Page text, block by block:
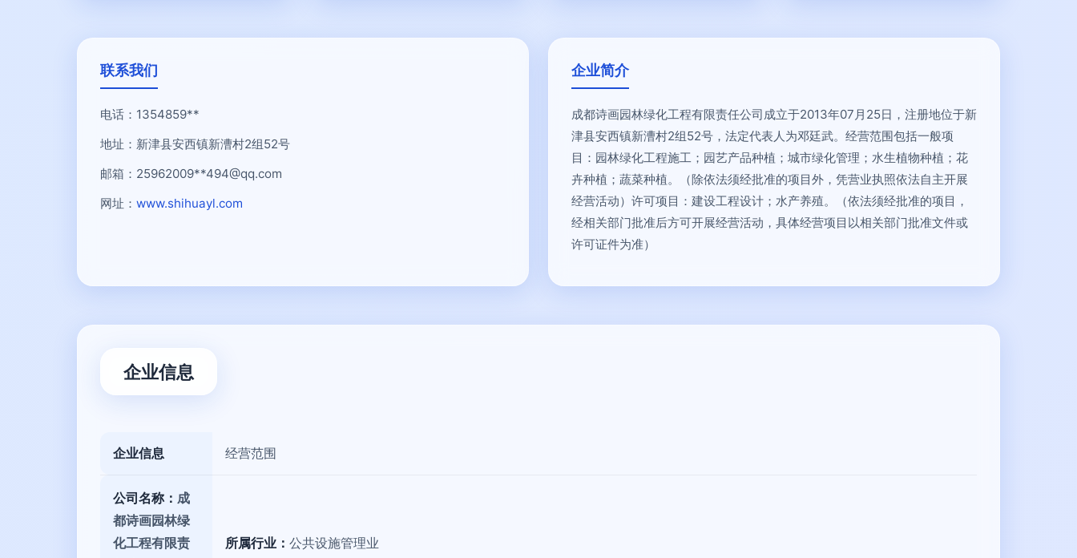
联系我们
电话：1354859**
地址：新津县安西镇新漕村2组52号
邮箱：25962009**494@qq.com
网址： www.shihuayl.com
企业简介
成都诗画园林绿化工程有限责任公司成立于2013年07月25日，注册地位于新
津县安西镇新漕村2组52号，法定代表人为邓廷武。经营范围包括一般项
目：园林绿化工程施工；园艺产品种植；城市绿化管理；水生植物种植；花
卉种植；蔬菜种植。（除依法须经批准的项目外，凭营业执照依法自主开展
经营活动）许可项目：建设工程设计；水产养殖。（依法须经批准的项目，
经相关部门批准后方可开展经营活动，具体经营项目以相关部门批准文件或
许可证件为准）
企业信息
企业信息 经营范围
公司名称： 成
都诗画园林绿
化工程有限责
所属行业： 公共设施管理业